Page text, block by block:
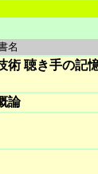
名
術 聴き手の記
論